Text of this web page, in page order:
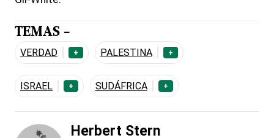
TEMAS -
VERDAD + PALESTINA +
ISRAEL + SUDÁFRICA +
Herbert Stern